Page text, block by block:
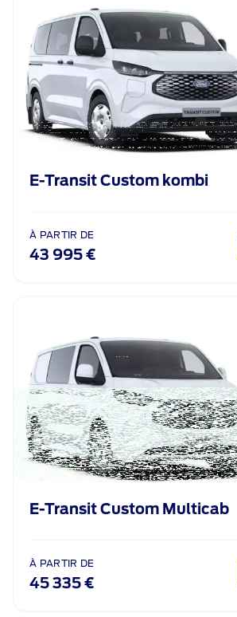
E-Transit Custom kombi
À PARTIR DE
43 995 €
E-Transit Custom Multicab
À PARTIR DE
45 335 €